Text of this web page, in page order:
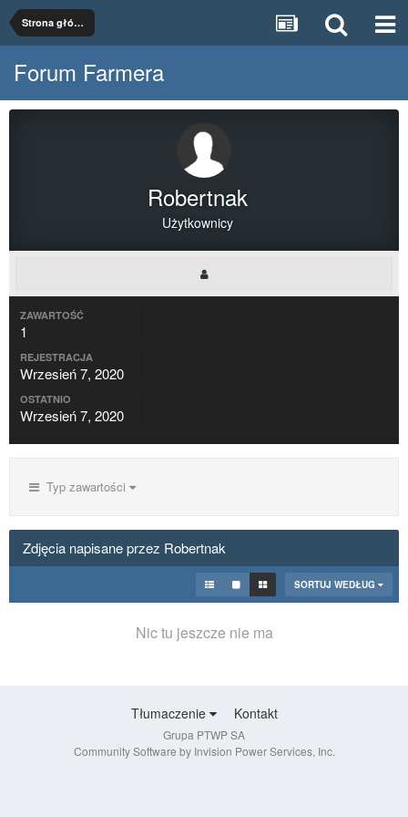
Strona główna
Forum Farmera
Robertnak
Użytkownicy
ZAWARTOŚĆ
1
REJESTRACJA
Wrzesień 7, 2020
OSTATNIO
Wrzesień 7, 2020
Typ zawartości
Zdjęcia napisane przez Robertnak
SORTUJ WEDŁUG
Nic tu jeszcze nie ma
Tłumaczenie Kontakt
Grupa PTWP SA
Community Software by Invision Power Services, Inc.